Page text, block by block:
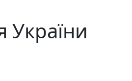
України